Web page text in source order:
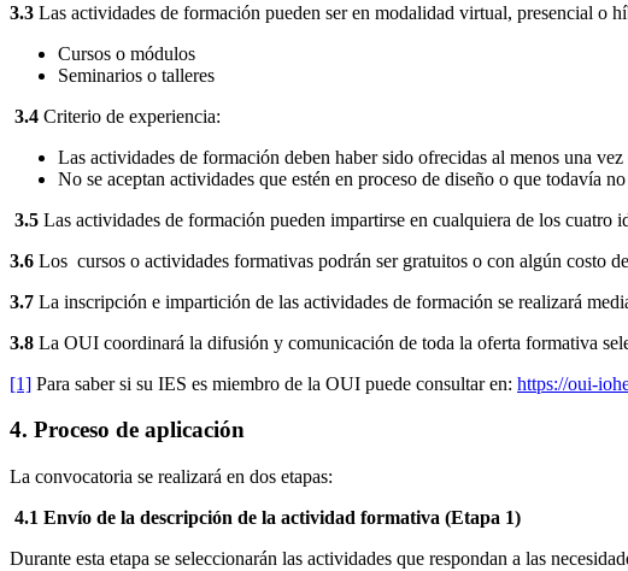
3.3 Las actividades de formación pueden ser en modalidad virtual, presencial o
Cursos o módulos
Seminarios o talleres
3.4 Criterio de experiencia:
Las actividades de formación deben haber sido ofrecidas al menos una
No se aceptan actividades que estén en proceso de diseño o que todavía
3.5 Las actividades de formación pueden impartirse en cualquiera de los
3.6 Los cursos o actividades formativas podrán ser gratuitos o con algún costo
3.7 La inscripción e impartición de las actividades de formación se realizará
3.8 La OUI coordinará la difusión y comunicación de toda la oferta formativa
[1] Para saber si su IES es miembro de la OUI puede consultar en: https://oui-
4. Proceso de aplicación
La convocatoria se realizará en dos etapas:
4.1 Envío de la descripción de la actividad formativa (Etapa 1)
Durante esta etapa se seleccionarán las actividades que respondan a las